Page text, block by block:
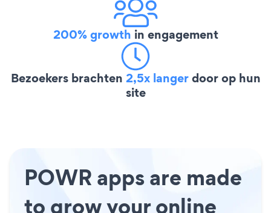
200% growth in engagement
Bezoekers brachten 2,5x langerdoor op hun
site
POWR apps are made
to grow your online